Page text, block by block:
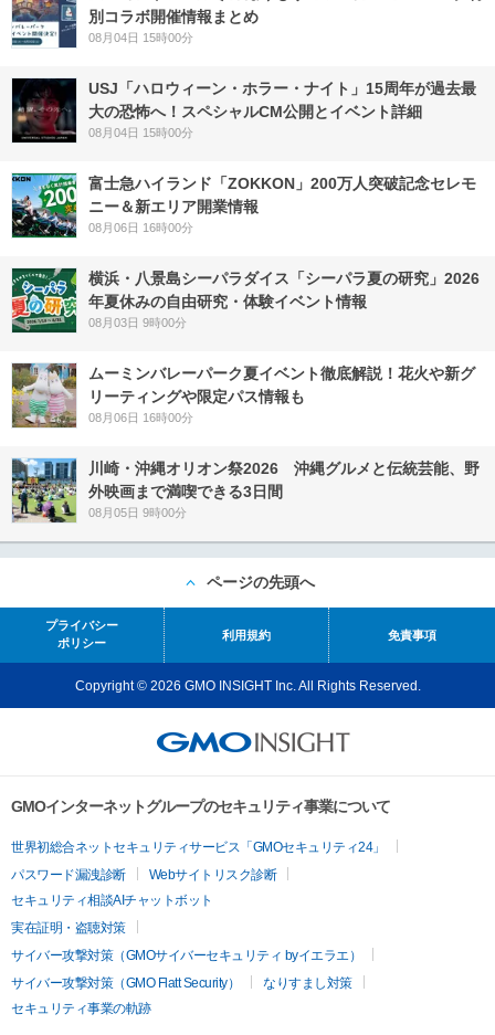
別コラボ開催情報まとめ
08月04日 15時00分
USJ「ハロウィーン・ホラー・ナイト」15周年が過去最
大の恐怖へ！スペシャルCM公開とイベント詳細
08月04日 15時00分
富士急ハイランド「ZOKKON」200万人突破記念セレモ
ニー＆新エリア開業情報
08月06日 16時00分
横浜・八景島シーパラダイス「シーパラ夏の研究」2026
年夏休みの自由研究・体験イベント情報
08月03日 9時00分
ムーミンバレーパーク夏イベント徹底解説！花火や新グ
リーティングや限定パス情報も
08月06日 16時00分
川崎・沖縄オリオン祭2026 沖縄グルメと伝統芸能、野
外映画まで満喫できる3日間
08月05日 9時00分
ページの先頭へ
プライバシー
ポリシー
利用規約 免責事項
Copyright © 2026 GMO INSIGHT Inc. All Rights Reserved.
GMOインターネットグループのセキュリティ事業について
世界初総合ネットセキュリティサービス「GMOセキュリティ24」
パスワード漏洩診断
Webサイトリスク診断
セキュリティ相談AIチャットボット
実在証明・盗聴対策
サイバー攻撃対策（GMOサイバーセキュリティ byイエラエ）
サイバー攻撃対策（GMO Flatt Security）
なりすまし対策
セキュリティ事業の軌跡